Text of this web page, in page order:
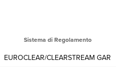
Sistema di Regolamento
EUROCLEAR/CLEARSTREAM GAR